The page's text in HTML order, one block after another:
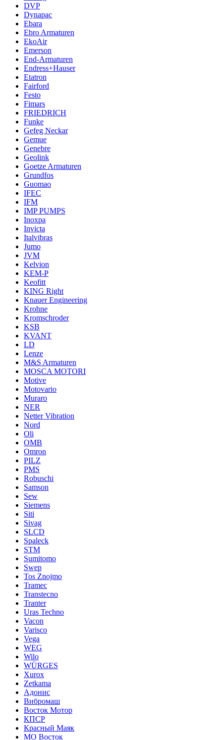
DVP
Dynapac
Ebara
Ebro Armaturen
EkoAir
Emerson
End-Armaturen
Endress+Hauser
Etatron
Fairford
Festo
Fimars
FRIEDRICH
Funke
Gefeg Neckar
Gemue
Genebre
Geolink
Goetze Armaturen
Grundfos
Guomao
IFEC
IFM
IMP PUMPS
Inoxpa
Invicta
Italvibras
Jumo
JVM
Kelvion
KEM-P
Keofitt
KING Right
Knauer Engineering
Krohne
Kromschroder
KSB
KVANT
LD
Lenze
M&S Armaturen
MOSCA MOTORI
Motive
Motovario
Muraro
NER
Netter Vibration
Nord
Oli
OMB
Omron
PILZ
PMS
Robuschi
Samson
Sew
Siemens
Siti
Sivag
SLCD
Spaleck
STM
Sumitomo
Swep
Tos Znojmo
Tramec
Transtecno
Tranter
Uras Techno
Vacon
Varisco
Vega
WEG
Wilo
WÜRGES
Xurox
Zetkama
Адонис
Вибромаш
Восток Мотор
КПСР
Красный Маяк
МО Восток